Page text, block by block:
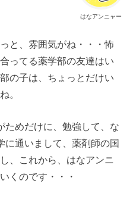
はなアンニャー
と、雰囲気がね・・・怖
ってる薬学部の友達はい
の子は、ちょっとだけい
。
ためだけに、勉強して、な
に通いまして、薬剤師の国
、これから、はなアンニ
くのです・・・